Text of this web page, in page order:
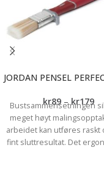
JORDAN PENSEL
kr89 – kr179
Bustsammensetningen
meget høyt
arbeidet kan utføres raskt
fint sluttresultat. Det